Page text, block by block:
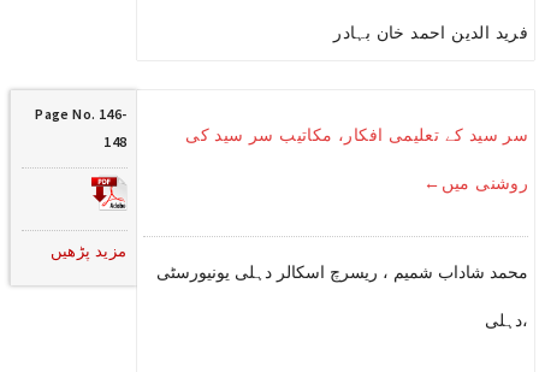
فرید الدین احمد خان بہادر
سر سید کے تعلیمی افکار، مکاتیب سر سید کی
روشنی میں←
محمد شاداب شمیم ، ریسرچ اسکالر دہلی یونیورسٹی
،دہلی
Page No. 146-
148
مزید پڑھیں